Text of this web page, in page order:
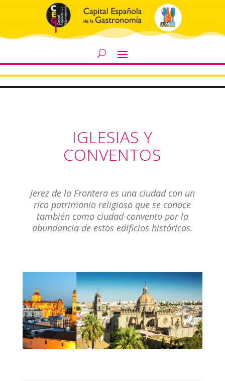
IGLESIAS Y
CONVENTOS
Jerez de la Frontera es una ciudad con un
rico patrimonio religioso que se conoce
también como ciudad-convento por la
abundancia de estos edificios históricos.